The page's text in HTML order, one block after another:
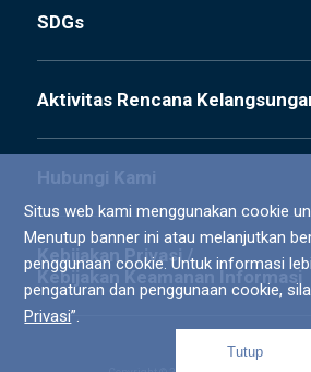
Situs web kami menggunakan cookie
Menutup banner ini atau melanjutkan
penggunaan cookie. Untuk informasi
pengaturan dan penggunaan cookie,
Privasi”.
Tutup
SDGs
Aktivitas Rencana
Hubungi Kami
Kebijakan Privasi /
Kebijakan Keamanan Informasi